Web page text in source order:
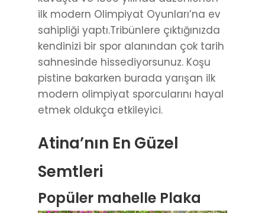
ilk modern Olimpiyat Oyunları’na ev
sahipliği yaptı.Tribünlere çıktığınızda
kendinizi bir spor alanından çok tarih
sahnesinde hissediyorsunuz. Koşu
pistine bakarken burada yarışan ilk
modern olimpiyat sporcularını hayal
etmek oldukça etkileyici.
Atina’nın En Güzel
Semtleri
Popüler mahelle Plaka